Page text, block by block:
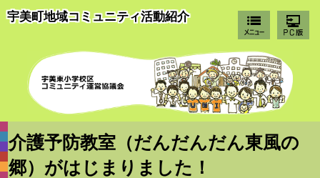
宇美町地域コミュニティ活動紹介
介護予防教室（だんだんだん東風の
郷）がはじまりました！